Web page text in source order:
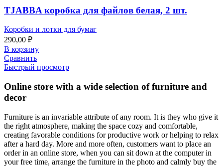
TJABBA коробка для файлов белая, 2 шт.
Коробки и лотки для бумаг
290,00 ₽
В корзину
Сравнить
Быстрый просмотр
Online store with a wide selection of furniture and
decor
Furniture is an invariable attribute of any room. It is they who give it
the right atmosphere, making the space cozy and comfortable,
creating favorable conditions for productive work or helping to relax
after a hard day. More and more often, customers want to place an
order in an online store, when you can sit down at the computer in
your free time, arrange the furniture in the photo and calmly buy the